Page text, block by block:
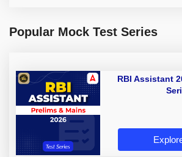
Popular Mock Test Series
RBI Assistant